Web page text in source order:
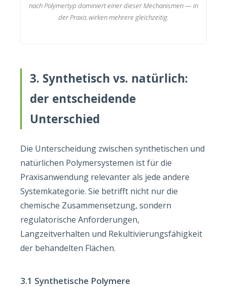
nach Polymertyp dominiert einer dieser Mechanismen — in
der Praxis wirken mehrere gleichzeitig.
3. Synthetisch vs. natürlich:
der entscheidende
Unterschied
Die Unterscheidung zwischen synthetischen und
natürlichen Polymersystemen ist für die
Praxisanwendung relevanter als jede andere
Systemkategorie. Sie betrifft nicht nur die
chemische Zusammensetzung, sondern
regulatorische Anforderungen,
Langzeitverhalten und Rekultivierungsfähigkeit
der behandelten Flächen.
3.1 Synthetische Polymere